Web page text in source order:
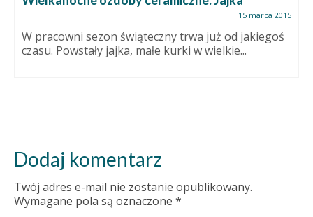
15 marca 2015
W pracowni sezon świąteczny trwa już od jakiegoś
czasu. Powstały jajka, małe kurki w wielkie...
Dodaj komentarz
Twój adres e-mail nie zostanie opublikowany.
Wymagane pola są oznaczone *